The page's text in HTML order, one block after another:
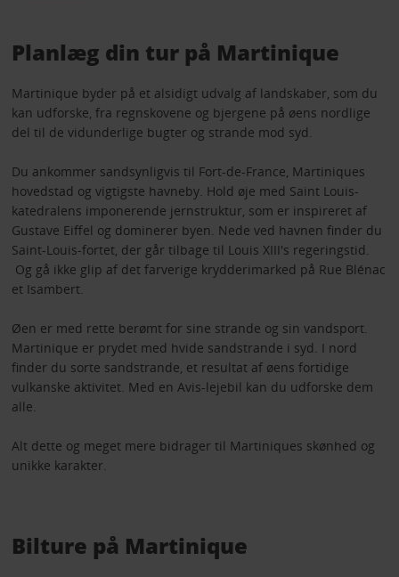
Planlæg din tur på Martinique
Martinique byder på et alsidigt udvalg af landskaber, som du
kan udforske, fra regnskovene og bjergene på øens nordlige
del til de vidunderlige bugter og strande mod syd.
Du ankommer sandsynligvis til Fort-de-France, Martiniques
hovedstad og vigtigste havneby. Hold øje med Saint Louis-
katedralens imponerende jernstruktur, som er inspireret af
Gustave Eiffel og dominerer byen. Nede ved havnen finder du
Saint-Louis-fortet, der går tilbage til Louis XIII's regeringstid.
Og gå ikke glip af det farverige krydderimarked på Rue Blénac
et Isambert.
Øen er med rette berømt for sine strande og sin vandsport.
Martinique er prydet med hvide sandstrande i syd. I nord
finder du sorte sandstrande, et resultat af øens fortidige
vulkanske aktivitet. Med en Avis-lejebil kan du udforske dem
alle.
Alt dette og meget mere bidrager til Martiniques skønhed og
unikke karakter.
Bilture på Martinique